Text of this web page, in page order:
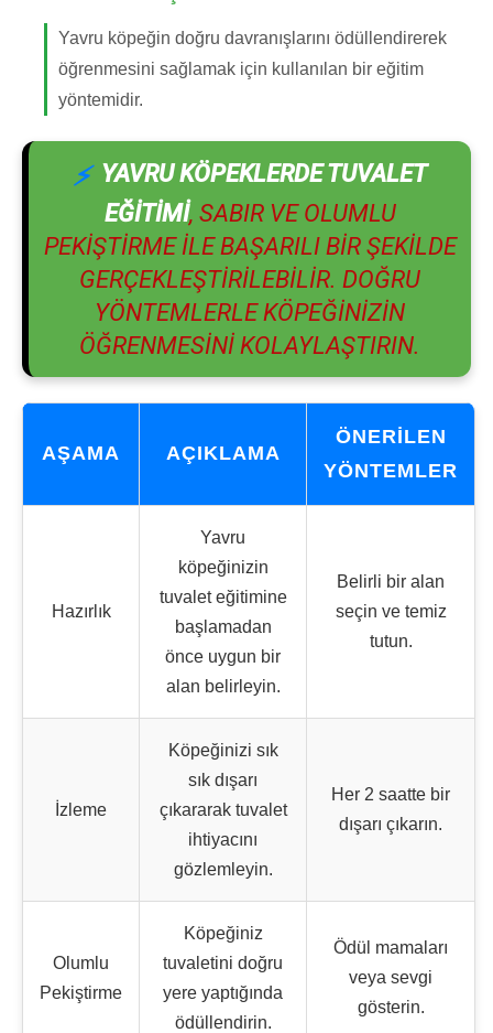
Yavru köpeğin doğru davranışlarını ödüllendirerek
öğrenmesini sağlamak için kullanılan bir eğitim
yöntemidir.
YAVRU KÖPEKLERDE TUVALET
EĞITIMI, SABIR VE OLUMLU
PEKIŞTIRME ILE BAŞARILI BIR ŞEKILDE
GERÇEKLEŞTIRILEBILIR. DOĞRU
YÖNTEMLERLE KÖPEĞINIZIN
ÖĞRENMESINI KOLAYLAŞTIRIN.
AŞAMA AÇIKLAMA
ÖNERILEN
YÖNTEMLER
Hazırlık
Yavru
köpeğinizin
tuvalet eğitimine
başlamadan
önce uygun bir
alan belirleyin.
Belirli bir alan
seçin ve temiz
tutun.
İzleme
Köpeğinizi sık
sık dışarı
çıkararak tuvalet
ihtiyacını
gözlemleyin.
Her 2 saatte bir
dışarı çıkarın.
Olumlu
Pekiştirme
Köpeğiniz
tuvaletini doğru
yere yaptığında
ödüllendirin.
Ödül mamaları
veya sevgi
gösterin.